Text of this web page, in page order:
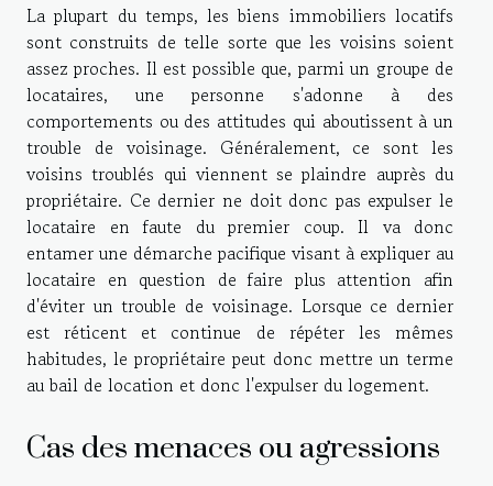
La plupart du temps, les biens immobiliers locatifs
sont construits de telle sorte que les voisins soient
assez proches. Il est possible que, parmi un groupe de
locataires, une personne s'adonne à des
comportements ou des attitudes qui aboutissent à un
trouble de voisinage. Généralement, ce sont les
voisins troublés qui viennent se plaindre auprès du
propriétaire. Ce dernier ne doit donc pas expulser le
locataire en faute du premier coup. Il va donc
entamer une démarche pacifique visant à expliquer au
locataire en question de faire plus attention afin
d'éviter un trouble de voisinage. Lorsque ce dernier
est réticent et continue de répéter les mêmes
habitudes, le propriétaire peut donc mettre un terme
au bail de location et donc l'expulser du logement.
Cas des menaces ou agressions